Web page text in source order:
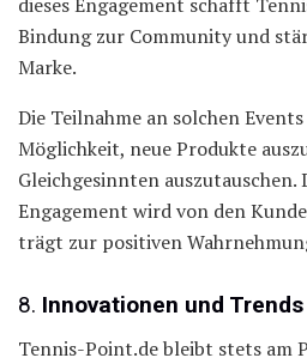
Bindung zur Community und
Marke.
Die Teilnahme an solchen
Möglichkeit, neue Produkte
Gleichgesinnten auszutauschen.
Engagement wird von den
trägt zur positiven
8. Innovationen und Trends
Tennis-Point.de bleibt stets am